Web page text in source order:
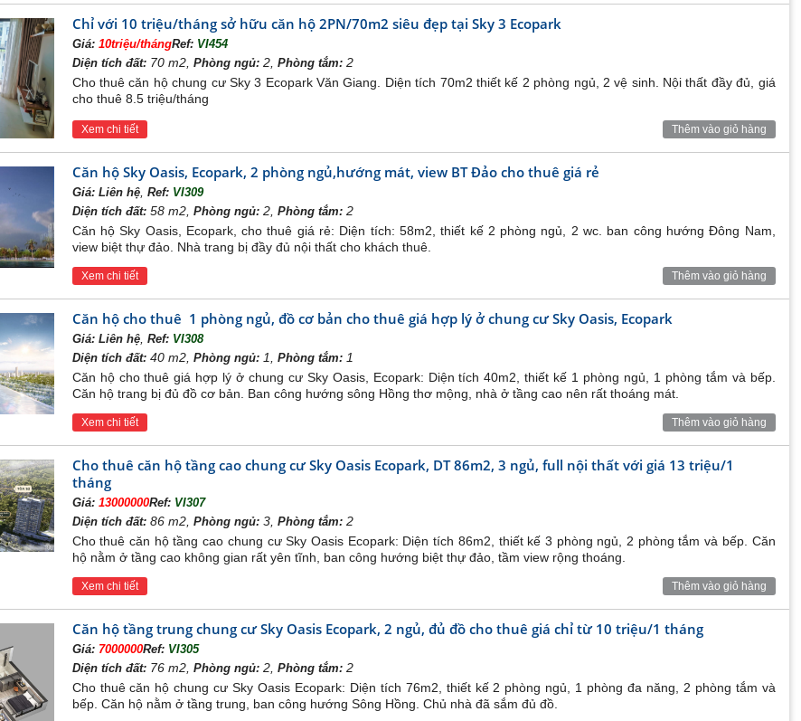
sàn là: 17 căn
với diện tích 32-40m2
với diện tích 74-83m2
với diện tích 93-107m2
Sky Oasis Ecopark
Tây Ecopark Sky Oasis được hưởng trọn làn gió mát lành cả của đại đô thị;
biệt thự đảo với những không gian xanh và mặt nước hơn 350.000 m2;
quan dài 9km đẹp đến mê mẩn ven Hồ Thiên Nga
Nga, sân Golf, sông Hồng và những không gian xanh bất tận của khu đô thị xanh Ecopark;
vượt tiêu chuẩn châu Âu;
độ luôn thấp hơn môi trường xung quanh 2-3 độ C;
đế thương mại với tổng diện tích sàn lên tới gần 11.000m2 đặc biệt có đủ quy mô để thúc đẩy kinh doanh thương
Springs và Aqua Bay, sẽ trở thành trung tâm sôi động nhất Ecopark
Sky Oasis còn có những tiện ích mới đặc sắc, như là vườn treo trên không Sky Garden tầng 21, khu Sky Lounge
tầng 41. Mọi cư dân có thể thoải mái thư giãn giữa tầng mây và tận hưởng tầm nhìn bao quát cả thành phố triệu
căn hộ chung cư Ecopark?
đây là một khu đô thị xanh, sạch, không ồn ào, nói không với khói bụi, và không ô nhiễm và không tắc đường.
sắp tới là nơi sống và tận hưởng vì sức khỏe.
minh, hiện đại và sang trọng với đầy đủ giấy tờ pháp lý theo quy định của pháp luật. đặc biệt nói không với
đối phải chăng, thích hợp và phù hợp với các gia đình có thu nhập trung bình, cặp vợ chồng mới cưới,…Chỉ với 1,6
nhận nhà ngay. Và có thể sống được tại nơi có một môi trường trong xanh bậc nhất tại Hà Nội.
mà khu đô thị Ecopark mang lại, chúng tôi tin rằng nơi đây sẽ là chốn an cư lý tưởng và tiềm năng đầu tư vượt
hàng cũng như nhà đầu tư
Chỉ với 10 triệu/tháng sở hữu căn hộ 2PN/70m2 siêu đẹp tại Sky 3 Ecopark
Giá: 10triệu/thángRef: VI454
Diện tích đất:70 m2, Phòng ngủ:2, Phòng tắm:2
Cho thuê căn hộ chung cư Sky 3 Ecopark Văn Giang. Diện tích 70m2 thiết kế 2 phòng ngủ, 2 vệ sinh. Nội thất đầy đủ, giá
cho thuê 8.5 triệu/tháng
Xem chi tiết Thêm vào giỏ hàng
Căn hộ Sky Oasis, Ecopark, 2 phòng ngủ,hướng mát, view BT Đảo cho thuê giá rẻ
Giá: Liên hệ, Ref: VI309
Diện tích đất:58 m2, Phòng ngủ:2, Phòng tắm:2
Căn hộ Sky Oasis, Ecopark, cho thuê giá rẻ: Diện tích: 58m2, thiết kế 2 phòng ngủ, 2 wc. ban công hướng Đông Nam,
view biệt thự đảo. Nhà trang bị đầy đủ nội thất cho khách thuê.
Xem chi tiết Thêm vào giỏ hàng
Căn hộ cho thuê 1 phòng ngủ, đồ cơ bản cho thuê giá hợp lý ở chung cư Sky Oasis, Ecopark
Giá: Liên hệ, Ref: VI308
Diện tích đất:40 m2, Phòng ngủ:1, Phòng tắm:1
Căn hộ cho thuê giá hợp lý ở chung cư Sky Oasis, Ecopark: Diện tích 40m2, thiết kế 1 phòng ngủ, 1 phòng tắm và bếp.
Căn hộ trang bị đủ đồ cơ bản. Ban công hướng sông Hồng thơ mộng, nhà ở tầng cao nên rất thoáng mát.
Xem chi tiết Thêm vào giỏ hàng
Cho thuê căn hộ tầng cao chung cư Sky Oasis Ecopark, DT 86m2, 3 ngủ, full nội thất với giá 13 triệu/1
tháng
Giá: 13000000Ref: VI307
Diện tích đất:86 m2, Phòng ngủ:3, Phòng tắm:2
Cho thuê căn hộ tầng cao chung cư Sky Oasis Ecopark: Diện tích 86m2, thiết kế 3 phòng ngủ, 2 phòng tắm và bếp. Căn
hộ nằm ở tầng cao không gian rất yên tĩnh, ban công hướng biệt thự đảo, tầm view rộng thoáng.
Xem chi tiết Thêm vào giỏ hàng
Căn hộ tầng trung chung cư Sky Oasis Ecopark, 2 ngủ, đủ đồ cho thuê giá chỉ từ 10 triệu/1 tháng
Giá: 7000000Ref: VI305
Diện tích đất:76 m2, Phòng ngủ:2, Phòng tắm:2
Cho thuê căn hộ chung cư Sky Oasis Ecopark: Diện tích 76m2, thiết kế 2 phòng ngủ, 1 phòng đa năng, 2 phòng tắm và
bếp. Căn hộ nằm ở tầng trung, ban công hướng Sông Hồng. Chủ nhà đã sắm đủ đồ.